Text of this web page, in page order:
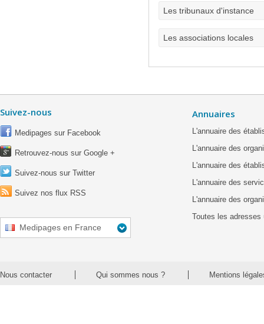
Les tribunaux d'instance
Les associations locales
Suivez-nous
Medipages sur Facebook
Retrouvez-nous sur Google +
Suivez-nous sur Twitter
Suivez nos flux RSS
Medipages en France
Annuaires
L'annuaire des
L'annuaire des
L'annuaire des
L'annuaire des
L'annuaire des
Toutes les adresses
Nous contacter Qui sommes nous ? Mentions